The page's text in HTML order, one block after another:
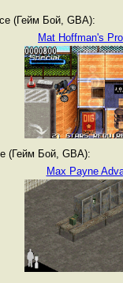
(Гейм Бой, GBA):
Mat Hoffman's
(Гейм Бой, GBA):
Max Payne